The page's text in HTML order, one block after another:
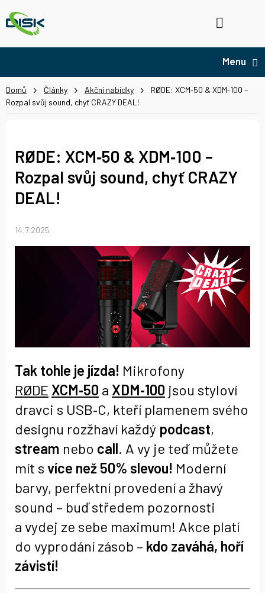
na
obsah
Domů Články Akční nabídky
RØDE: XCM‑50 & XDM‑100 –
Rozpal svůj sound, chyť CRAZY DEAL!
RØDE: XCM‑50 & XDM‑100 –
Rozpal svůj sound, chyť CRAZY
DEAL!
14.7.2025
Tak tohle je jízda! Mikrofony
RØDE XCM‑50 a XDM‑100 jsou styloví
dravci s USB‑C, kteří plamenem svého
designu rozžhaví každý podcast,
stream nebo call. A vy je teď můžete
mít s více než 50% slevou! Moderní
barvy, perfektní provedení a žhavý
sound – buď středem pozornosti
a vydej ze sebe maximum! Akce platí
do vyprodání zásob – kdo zaváhá, hoří
závistí!